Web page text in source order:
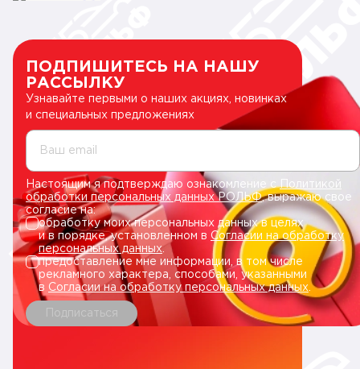
ПОДПИШИТЕСЬ НА НАШУ
РАССЫЛКУ
Узнавайте первыми о наших акциях, новинках
и специальных предложениях
Ваш email
Настоящим я подтверждаю ознакомление сПолитикой
обработки персональных данных РОЛЬФ, выражаю свое
согласие на:
обработку моих персональных данных в целях
и в порядке, установленном в Согласии на обработку
персональных данных.
предоставление мне информации, в том числе
рекламного характера, способами, указанными
в Согласии на обработку персональных данных
Подписаться